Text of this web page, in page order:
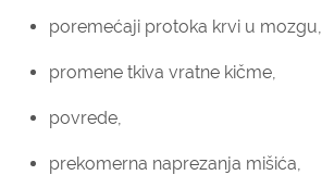
poremećaji protoka krvi u mozgu,
promene tkiva vratne kičme,
povrede,
prekomerna naprezanja mišića,